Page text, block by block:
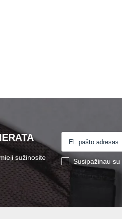
sužinosite
Susipažinau su